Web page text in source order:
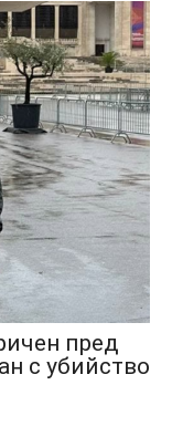
пред
с убийство